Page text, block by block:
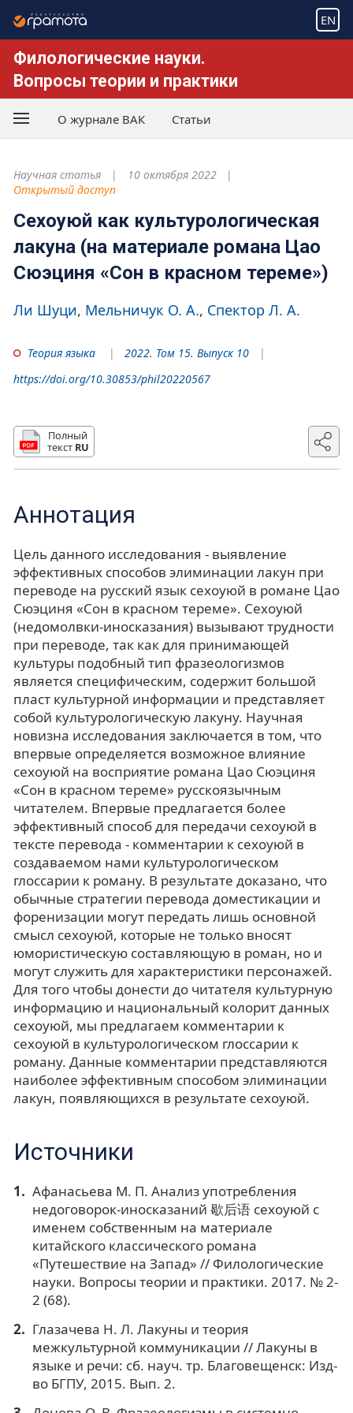
EN
Филологические науки.
Вопросы теории и практики
О журнале ВАК Статьи
Научная статья
10 октября 2022
Открытый доступ
Сехоуюй как культурологическая
лакуна (на материале романа Цао
Сюэциня «Сон в красном тереме»)
Ли Шуци Мельничук О. А. Спектор Л. А.
Теория языка
2022. Том 15. Выпуск 10
https://doi.org/10.30853/phil20220567
Полный
текст RU
Аннотация
Цель данного исследования - выявление
эффективных способов элиминации лакун при
переводе на русский язык сехоуюй в романе Цао
Сюэциня «Сон в красном тереме». Сехоуюй
(недомолвки-иносказания) вызывают трудности
при переводе, так как для принимающей
культуры подобный тип фразеологизмов
является специфическим, содержит большой
пласт культурной информации и представляет
собой культурологическую лакуну. Научная
новизна исследования заключается в том, что
впервые определяется возможное влияние
сехоуюй на восприятие романа Цао Сюэциня
«Сон в красном тереме» русскоязычным
читателем. Впервые предлагается более
эффективный способ для передачи сехоуюй в
тексте перевода - комментарии к сехоуюй в
создаваемом нами культурологическом
глоссарии к роману. В результате доказано, что
обычные стратегии перевода доместикации и
форенизации могут передать лишь основной
смысл сехоуюй, которые не только вносят
юмористическую составляющую в роман, но и
могут служить для характеристики персонажей.
Для того чтобы донести до читателя культурную
информацию и национальный колорит данных
сехоуюй, мы предлагаем комментарии к
сехоуюй в культурологическом глоссарии к
роману. Данные комментарии представляются
наиболее эффективным способом элиминации
лакун, появляющихся в результате сехоуюй.
Источники
Афанасьева М. П. Анализ употребления
недоговорок-иносказаний 歇后语 сехоуюй с
именем собственным на материале
китайского классического романа
«Путешествие на Запад» // Филологические
науки. Вопросы теории и практики. 2017. № 2-
2 (68).
Глазачева Н. Л. Лакуны и теория
межкультурной коммуникации // Лакуны в
языке и речи: сб. науч. тр. Благовещенск: Изд-
во БГПУ, 2015. Вып. 2.